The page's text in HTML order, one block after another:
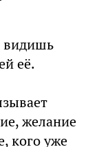
видишь
её.
желание
кого уже